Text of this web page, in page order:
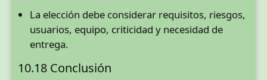
La elección debe considerar requisitos, riesgos,
usuarios, equipo, criticidad y necesidad de
entrega.
10.18 Conclusión